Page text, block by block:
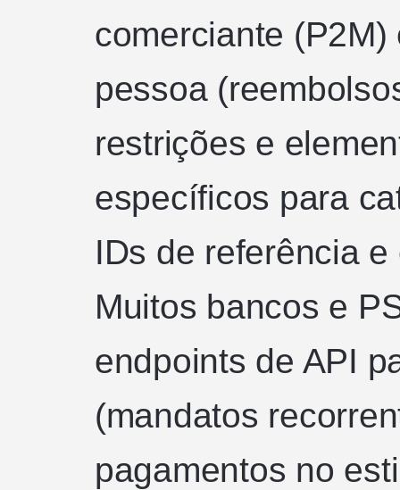
comerciante
pessoa
restrições e
específicos para
IDs de referência
Muitos bancos e
endpoints de API
(mandatos
pagamentos no